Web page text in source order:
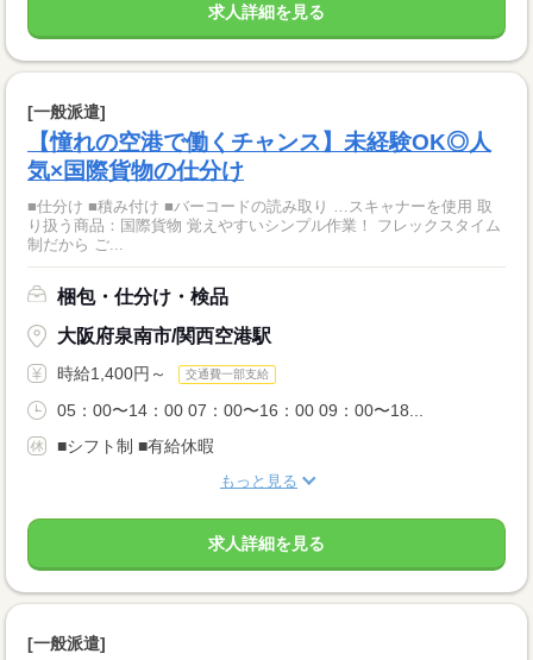
求人詳細を見る
[一般派遣]
【憧れの空港で働くチャンス】未経験OK◎人
気×国際貨物の仕分け
■仕分け ■積み付け ■バーコードの読み取り …スキャナーを使用 取
り扱う商品：国際貨物 覚えやすいシンプル作業！ フレックスタイム
制だから ご...
梱包・仕分け・検品
大阪府泉南市/関西空港駅
時給1,400円～ 交通費一部支給
05：00〜14：00 07：00〜16：00 09：00〜18...
■シフト制 ■有給休暇
もっと見る
求人詳細を見る
[一般派遣]